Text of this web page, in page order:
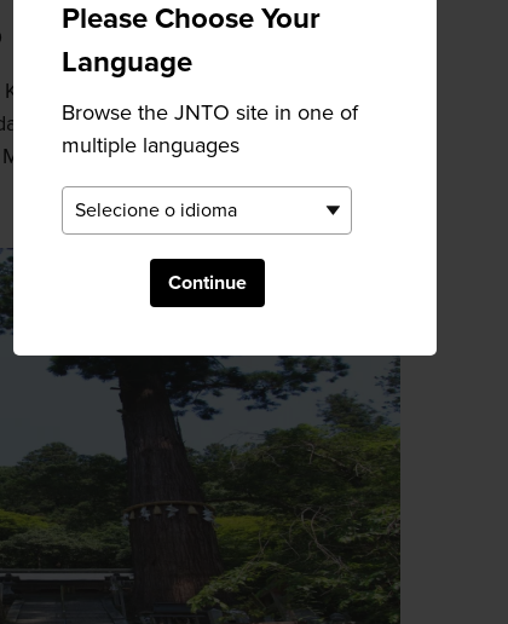
Please Choose Your
Language
Browse the JNTO site in one of
multiple languages
Continue
no terreno do
distintas. Possui muitas estruturas
(1568-1598).